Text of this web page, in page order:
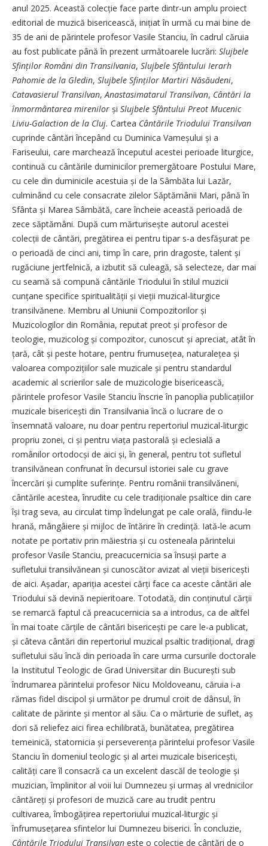
anul 2025. Această colecție face parte dintr-un amplu proiect
editorial de muzică bisericească, inițiat în urmă cu mai bine de
35 de ani de părintele profesor Vasile Stanciu, în cadrul căruia
au fost publicate până în prezent următoarele lucrări: Slujbele
Sfinților Români din Transilvania, Slujbele Sfântului Ierarh
Pahomie de la Gledin, Slujbele Sfinților Martiri Năsăudeni,
Catavasierul Transilvan, Anastasimatarul Transilvan, Cântări la
înmormântarea mirenilor și Slujbele Sfântului Preot Mucenic
Liviu-Galaction de la Cluj. Cartea Cântările Triodului Transilvan
cuprinde cântări începând cu Duminica Vameșului și a
Fariseului, care marchează începutul acestei perioade liturgice,
continuă cu cântările duminicilor premergătoare Postului Mare,
cu cele din duminicile acestuia și de la Sâmbăta lui Lazăr,
culminând cu cele consacrate zilelor Săptămânii Mari, până în
Sfânta și Marea Sâmbătă, care încheie această perioadă de
zece săptămâni. După cum mărtu­risește autorul acestei
colecții de cântări, pregătirea ei pentru tipar s-a desfășurat pe
o perioadă de cinci ani, timp în care, prin dragoste, talent și
rugăciune jertfelnică, a izbutit să culeagă, să selecteze, dar mai
cu seamă să compună cântările Triodului în stilul muzicii
cunțane specifice spiritualității și vieții muzical-liturgice
transilvănene. Membru al Uniunii Compozitorilor și
Muzicologilor din România, reputat preot și profesor de
teologie, muzicolog și compozitor, cunoscut și apreciat, atât în
țară, cât și peste hotare, pentru frumusețea, naturalețea și
valoarea compozițiilor sale muzicale și pentru standardul
academic al scrierilor sale de muzicologie bisericească,
părintele profesor Vasile Stanciu înscrie în panoplia publicațiilor
muzicale bisericești din Transilvania încă o lucrare de o
însemnată valoare, nu doar pentru repertoriul muzical-liturgic
propriu zonei, ci și pentru viața pastorală și eclesială a
românilor ortodocși de aici și, în general, pentru tot sufletul
transilvănean confrunat în decursul istoriei sale cu grave
încercări și cumplite suferințe. Pentru românii transilvăneni,
cântările acestea, înrudite cu cele tradiționale psaltice din care
își trag seva, au circulat timp îndelungat pe cale orală, fiindu-le
hrană, mângâiere și mijloc de întărire în credință. Iată-le acum
notate pe portativ prin măiestria și cu osteneala părintelui
profesor Vasile Stanciu, preacucernicia sa însuși parte a
sufletului transilvănean și cunoscător avizat al vieții bisericești
de aici. Așadar, apariția acestei cărți face ca aceste cântări ale
Triodului să devină nepieritoare. Totodată, din conținutul cărții
se remarcă faptul că preacucernicia sa a introdus, ca de altfel
în mai toate cărțile de cântări bisericești pe care le-a publicat,
și câteva cântări din repertoriul muzical psaltic tradițional, dragi
sufletului său încă din perioada în care urma cursu­rile doctorale
la Institutul Teologic de Grad Universitar din București sub
îndrumarea părintelui profesor Nicu Moldoveanu, căruia i-a
rămas fidel discipol și următor pe drumul croit de dânsul, în
calitate de părinte și mentor al său. Ca o mărturie de suflet, aș
dori să reliefez aici firea echilibrată, bunătatea, pregătirea
temeinică, statornicia și perseverența părintelui profesor Vasile
Stanciu în domeniul teologic și al artei muzicale bisericești,
calități care îl consacră ca un excelent dascăl de teologie și
muzician, împlinitor al voii lui Dumnezeu și urmaș al vrednicilor
cântăreți și profesori de muzică care au trudit pentru
cultivarea, îmbogățirea repertoriului muzical-liturgic și
înfrumusețarea sfintelor lui Dumnezeu biserici. În concluzie,
Cântările Triodului Transilvan este o colecție de cântări de o